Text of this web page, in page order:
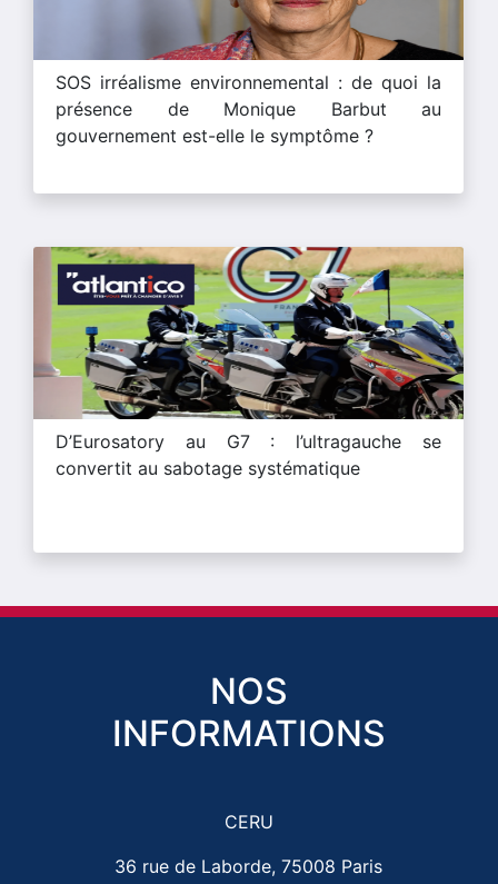
SOS irréalisme environnemental : de quoi la
présence de Monique Barbut au
gouvernement est-elle le symptôme ?
D’Eurosatory au G7 : l’ultragauche se
convertit au sabotage systématique
NOS
INFORMATIONS
CERU
36 rue de Laborde, 75008 Paris